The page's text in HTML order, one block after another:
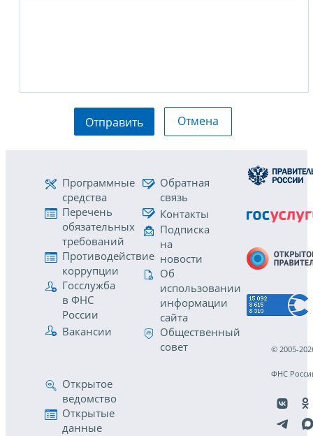
Отправить Отмена
Программные
средства
Перечень
обязательных
требований
Противодействие
коррупции
Госслужба
в ФНС
России
Вакансии
Обратная
связь
Контакты
Подписка
на
новости
Об
использовании
информации
сайта
Общественный
совет
Открытое
ведомство
Открытые
данные
© 2005-
ФНС